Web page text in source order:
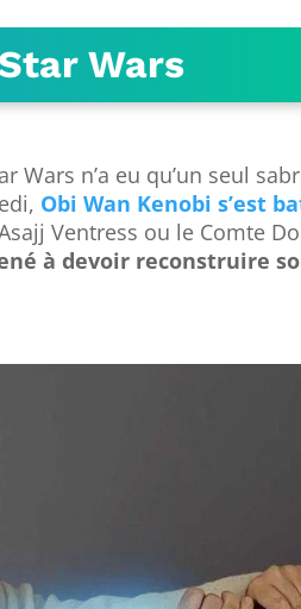
Wars
n’a eu qu’un seul
Obi Wan Kenobi s’est
Ventress ou le Comte
à devoir reconstruire